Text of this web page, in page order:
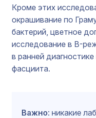
Кроме этих
окрашивание по
бактерий, цветное
исследование в B-
в ранней
фасциита.
Важно: никакие